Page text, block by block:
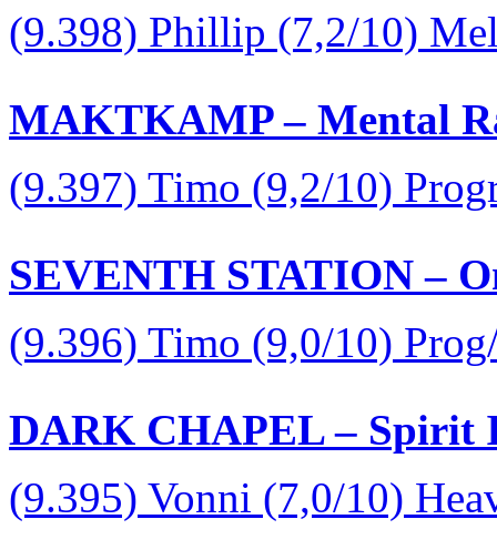
(9.398) Phillip (7,2/10)
MAKTKAMP – Mental
(9.397) Timo (9,2/10)
SEVENTH STATION –
(9.396) Timo (9,0/10)
DARK CHAPEL – Spirit
(9.395) Vonni (7,0/10)